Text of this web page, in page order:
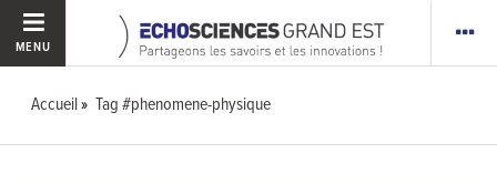
MENU
Accueil Tag #phenomene-physique